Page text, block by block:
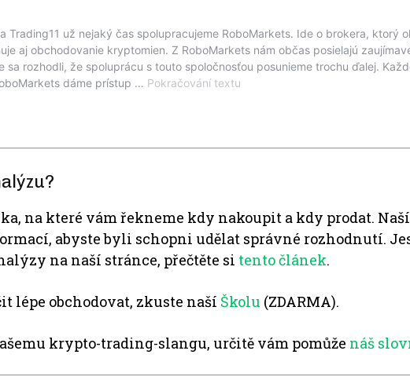
na které vám řekneme kdy nakoupit a kdy prodat.
abyste byli schopni udělat správné rozhodnutí.
na naší stránce, přečtěte si tento článek.
lépe obchodovat, zkuste naší Školu (ZDARMA).
krypto-trading-slangu, určitě vám pomůže náš